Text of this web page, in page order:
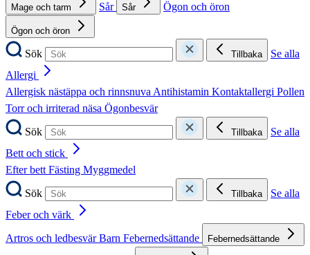
Mage och tarm Sår Sår Ögon och öron
Ögon och öron
Sök Tillbaka
Se alla
Allergi
Allergisk nästäppa och rinnsnuvaAntihistamin Kontaktallergi Pollen
Torr och irriterad näsa Ögonbesvär
Sök
Tillbaka
Se alla
Bett och stick
Efter bettFästing Myggmedel
Sök
Tillbaka
Se alla
Feber och värk
Artros och ledbesvärBarn Febernedsättande Febernedsättande